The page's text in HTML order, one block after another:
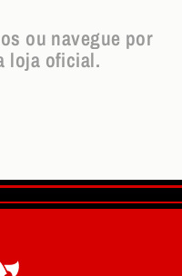
ou navegue por
loja oficial.